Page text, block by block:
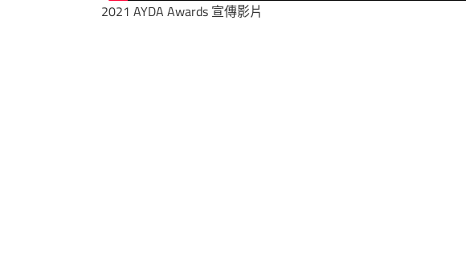
2021 AYDA Awards 宣傳影片